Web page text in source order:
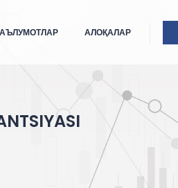
АЛОҚАЛАР